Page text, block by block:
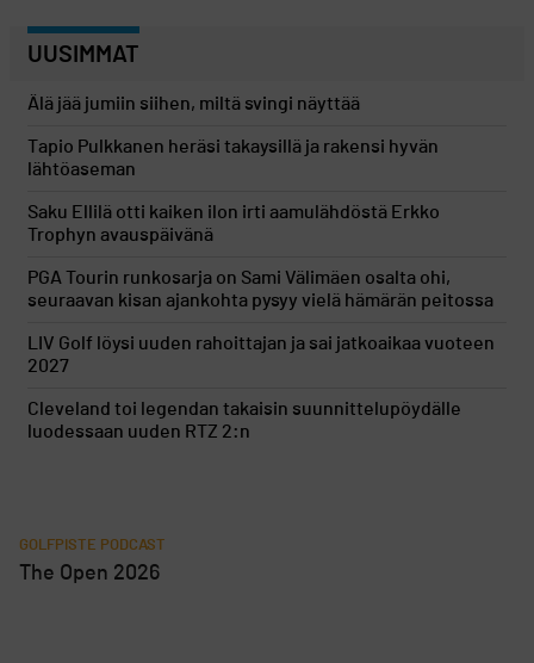
UUSIMMAT
Älä jää jumiin siihen, miltä svingi näyttää
Tapio Pulkkanen heräsi takaysillä ja rakensi hyvän
lähtöaseman
Saku Ellilä otti kaiken ilon irti aamulähdöstä Erkko
Trophyn avauspäivänä
PGA Tourin runkosarja on Sami Välimäen osalta ohi,
seuraavan kisan ajankohta pysyy vielä hämärän peitossa
LIV Golf löysi uuden rahoittajan ja sai jatkoaikaa vuoteen
2027
Cleveland toi legendan takaisin suunnittelupöydälle
luodessaan uuden RTZ 2:n
GOLFPISTE PODCAST
The Open 2026